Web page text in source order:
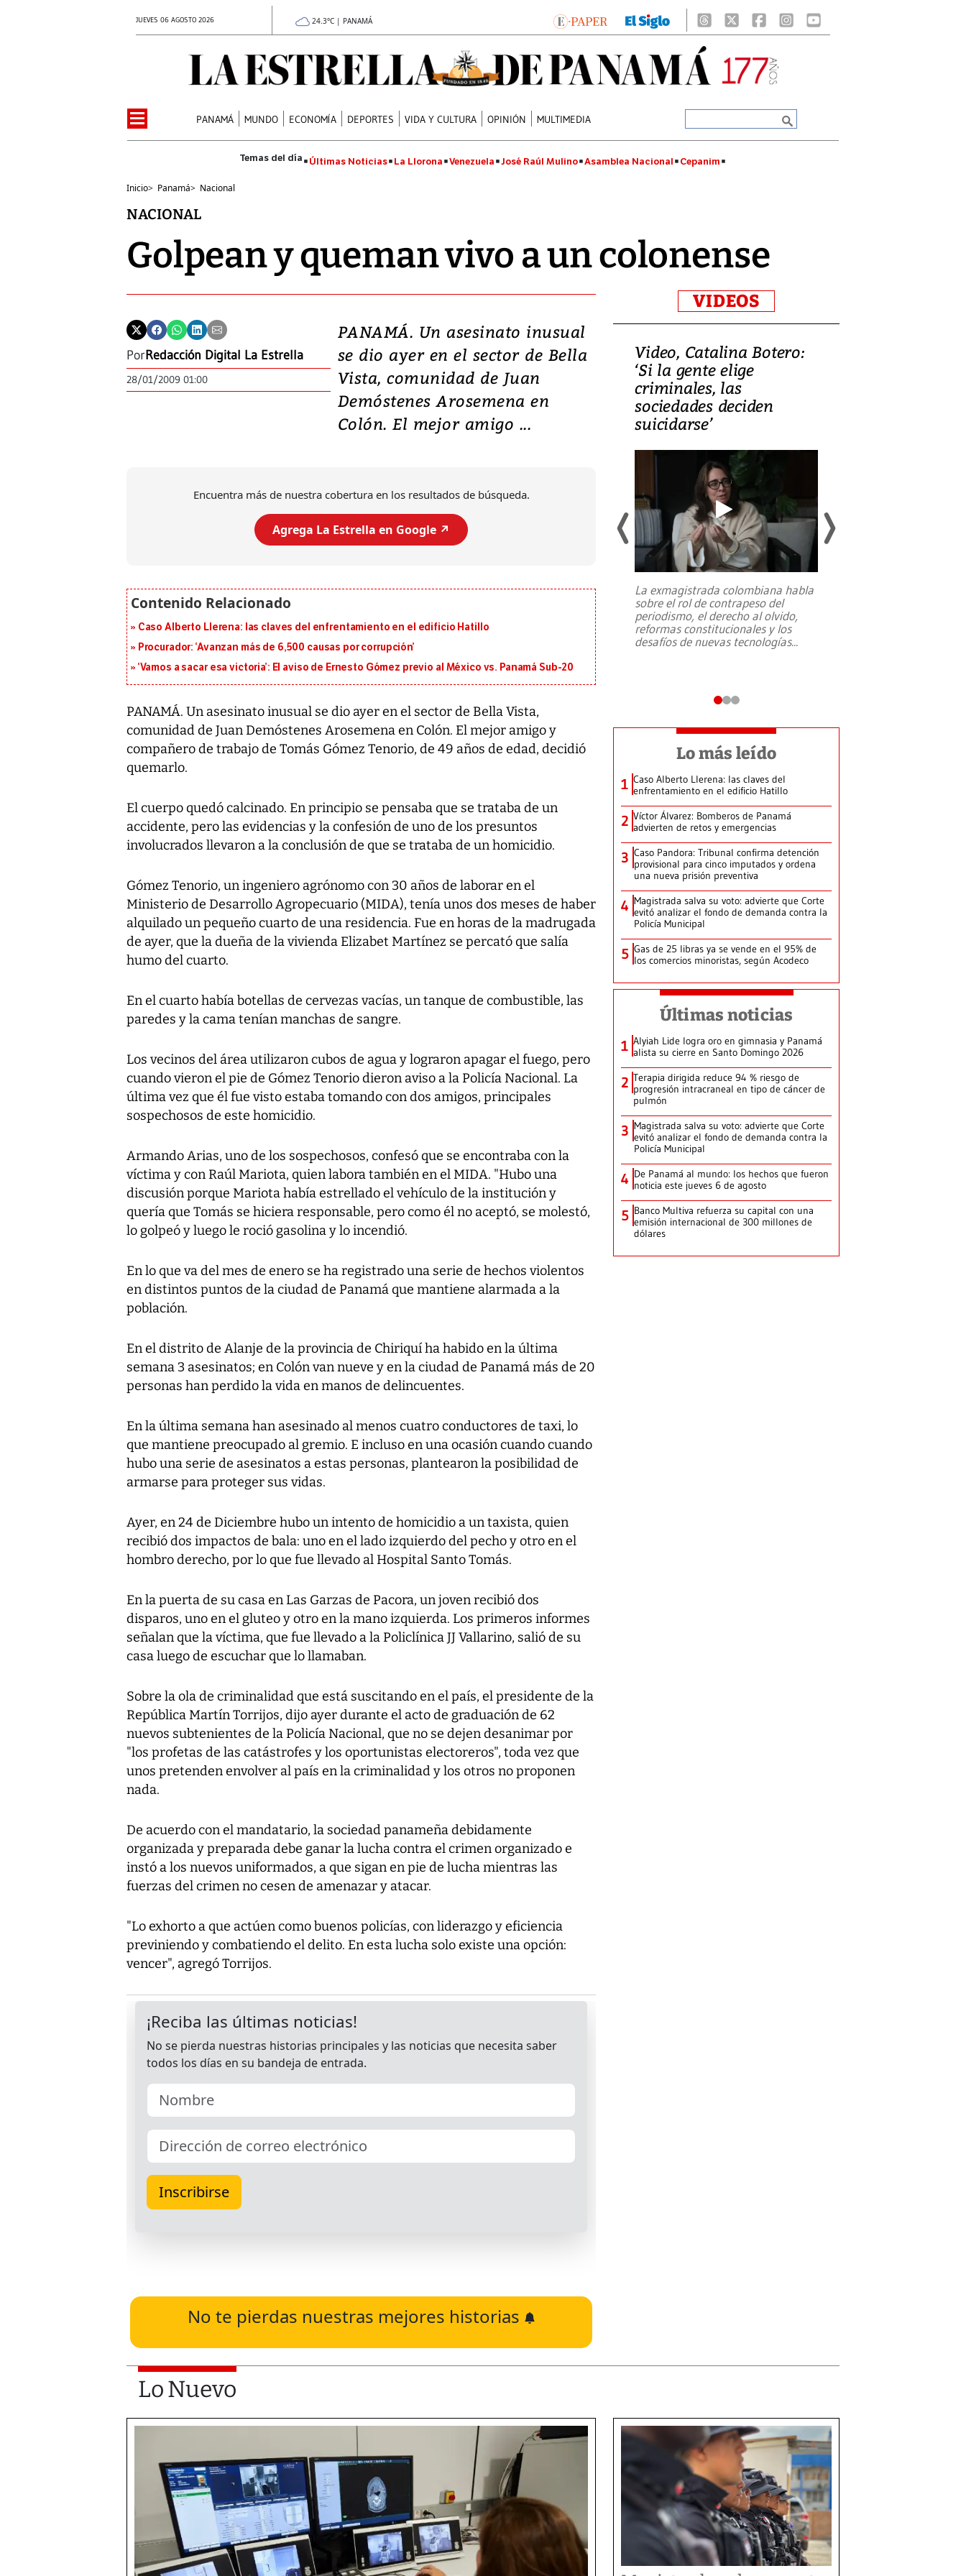
JUEVES 06 AGOSTO 2026 24.3°C | PANAMÁ
PANAMÁ MUNDO ECONOMÍA DEPORTES VIDA Y CULTURA OPINIÓN MULTIMEDIA
Últimas Noticias La Llorona Venezuela José Raúl Mulino Asamblea Nacional Cepanim
Inicio> Panamá> Nacional
NACIONAL
Golpean y queman vivo a un colonense
PorRedacción Digital La Estrella
28/01/2009 01:00
PANAMÁ. Un asesinato inusual
se dio ayer en el sector de Bella
Vista, comunidad de Juan
Demóstenes Arosemena en
Colón. El mejor amigo ...
Encuentra más de nuestra cobertura en los resultados de búsqueda.
Agrega La Estrella en Google ↗️
Caso Alberto Llerena: las claves del enfrentamiento en el edificio Hatillo
Procurador: ‘Avanzan más de 6,500 causas por corrupción’
‘Vamos a sacar esa victoria’: El aviso de Ernesto Gómez previo al México vs. Panamá Sub-20
PANAMÁ. Un asesinato inusual se dio ayer en el sector de Bella Vista,
comunidad de Juan Demóstenes Arosemena en Colón. El mejor amigo y
compañero de trabajo de Tomás Gómez Tenorio, de 49 años de edad, decidió
quemarlo.
El cuerpo quedó calcinado. En principio se pensaba que se trataba de un
accidente, pero las evidencias y la confesión de uno de los presuntos
involucrados llevaron a la conclusión de que se trataba de un homicidio.
Gómez Tenorio, un ingeniero agrónomo con 30 años de laborar en el
Ministerio de Desarrollo Agropecuario (MIDA), tenía unos dos meses de haber
alquilado un pequeño cuarto de una residencia. Fue en horas de la madrugada
de ayer, que la dueña de la vivienda Elizabet Martínez se percató que salía
humo del cuarto.
En el cuarto había botellas de cervezas vacías, un tanque de combustible, las
paredes y la cama tenían manchas de sangre.
Los vecinos del área utilizaron cubos de agua y lograron apagar el fuego, pero
cuando vieron el pie de Gómez Tenorio dieron aviso a la Policía Nacional. La
última vez que él fue visto estaba tomando con dos amigos, principales
sospechosos de este homicidio.
Armando Arias, uno de los sospechosos, confesó que se encontraba con la
víctima y con Raúl Mariota, quien labora también en el MIDA. "Hubo una
discusión porque Mariota había estrellado el vehículo de la institución y
quería que Tomás se hiciera responsable, pero como él no aceptó, se molestó,
lo golpeó y luego le roció gasolina y lo incendió.
En lo que va del mes de enero se ha registrado una serie de hechos violentos
en distintos puntos de la ciudad de Panamá que mantiene alarmada a la
población.
En el distrito de Alanje de la provincia de Chiriquí ha habido en la última
semana 3 asesinatos; en Colón van nueve y en la ciudad de Panamá más de 20
personas han perdido la vida en manos de delincuentes.
En la última semana han asesinado al menos cuatro conductores de taxi, lo
que mantiene preocupado al gremio. E incluso en una ocasión cuando cuando
hubo una serie de asesinatos a estas personas, plantearon la posibilidad de
armarse para proteger sus vidas.
Ayer, en 24 de Diciembre hubo un intento de homicidio a un taxista, quien
recibió dos impactos de bala: uno en el lado izquierdo del pecho y otro en el
hombro derecho, por lo que fue llevado al Hospital Santo Tomás.
En la puerta de su casa en Las Garzas de Pacora, un joven recibió dos
disparos, uno en el gluteo y otro en la mano izquierda. Los primeros informes
señalan que la víctima, que fue llevado a la Policlínica JJ Vallarino, salió de su
casa luego de escuchar que lo llamaban.
Sobre la ola de criminalidad que está suscitando en el país, el presidente de la
República Martín Torrijos, dijo ayer durante el acto de graduación de 62
nuevos subtenientes de la Policía Nacional, que no se dejen desanimar por
"los profetas de las catástrofes y los oportunistas electoreros", toda vez que
unos pretenden envolver al país en la criminalidad y los otros no proponen
nada.
De acuerdo con el mandatario, la sociedad panameña debidamente
organizada y preparada debe ganar la lucha contra el crimen organizado e
instó a los nuevos uniformados, a que sigan en pie de lucha mientras las
fuerzas del crimen no cesen de amenazar y atacar.
"Lo exhorto a que actúen como buenos policías, con liderazgo y eficiencia
previniendo y combatiendo el delito. En esta lucha solo existe una opción:
vencer", agregó Torrijos.
No te pierdas nuestras mejores historias
VIDEOS
Video, Japón: Terremoto
deja heridos y graves
daños en Kumamoto
al sur de Japón, provocando una
Video, Catalina Botero:
‘Si la gente elige
criminales, las
sociedades deciden
suicidarse’
La exmagistrada colombiana habla
sobre el rol de contrapeso del
periodismo, el derecho al olvido,
reformas constitucionales y los
desafíos de nuevas tecnologías...
Lo más leído
1 Caso Alberto Llerena: las claves del
enfrentamiento en el edificio Hatillo
2 Víctor Álvarez: Bomberos de Panamá
advierten de retos y emergencias
3 Caso Pandora: Tribunal confirma detención
provisional para cinco imputados y ordena
una nueva prisión preventiva
4 Magistrada salva su voto: advierte que Corte
evitó analizar el fondo de demanda contra la
Policía Municipal
5 Gas de 25 libras ya se vende en el 95% de
los comercios minoristas, según Acodeco
Últimas noticias
1 Alyiah Lide logra oro en gimnasia y Panamá
alista su cierre en Santo Domingo 2026
2 Terapia dirigida reduce 94 % riesgo de
progresión intracraneal en tipo de cáncer de
pulmón
3 Magistrada salva su voto: advierte que Corte
evitó analizar el fondo de demanda contra la
Policía Municipal
4 De Panamá al mundo: los hechos que fueron
noticia este jueves 6 de agosto
5 Banco Multiva refuerza su capital con una
emisión internacional de 300 millones de
dólares
Lo Nuevo